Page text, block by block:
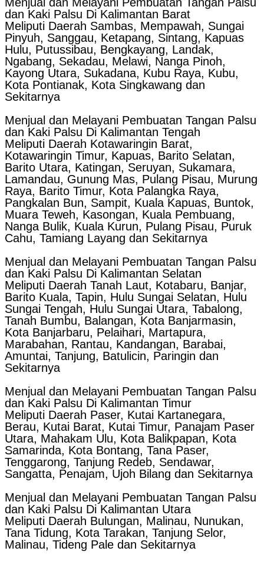
dan Kaki Palsu Di Kalimantan Barat
Meliputi Daerah Sambas, Mempawah, Sungai
Pinyuh, Sanggau, Ketapang, Sintang, Kapuas
Hulu, Putussibau, Bengkayang, Landak,
Ngabang, Sekadau, Melawi, Nanga Pinoh,
Kayong Utara, Sukadana, Kubu Raya, Kubu,
Kota Pontianak, Kota Singkawang dan
Sekitarnya
Menjual dan Melayani Pembuatan Tangan Palsu
dan Kaki Palsu Di Kalimantan Tengah
Meliputi Daerah Kotawaringin Barat,
Kotawaringin Timur, Kapuas, Barito Selatan,
Barito Utara, Katingan, Seruyan, Sukamara,
Lamandau, Gunung Mas, Pulang Pisau, Murung
Raya, Barito Timur, Kota Palangka Raya,
Pangkalan Bun, Sampit, Kuala Kapuas, Buntok,
Muara Teweh, Kasongan, Kuala Pembuang,
Nanga Bulik, Kuala Kurun, Pulang Pisau, Puruk
Cahu, Tamiang Layang dan Sekitarnya
Menjual dan Melayani Pembuatan Tangan Palsu
dan Kaki Palsu Di Kalimantan Selatan
Meliputi Daerah Tanah Laut, Kotabaru, Banjar,
Barito Kuala, Tapin, Hulu Sungai Selatan, Hulu
Sungai Tengah, Hulu Sungai Utara, Tabalong,
Tanah Bumbu, Balangan, Kota Banjarmasin,
Kota Banjarbaru, Pelaihari, Martapura,
Marabahan, Rantau, Kandangan, Barabai,
Amuntai, Tanjung, Batulicin, Paringin dan
Sekitarnya
Menjual dan Melayani Pembuatan Tangan Palsu
dan Kaki Palsu Di Kalimantan Timur
Meliputi Daerah Paser, Kutai Kartanegara,
Berau, Kutai Barat, Kutai Timur, Panajam Paser
Utara, Mahakam Ulu, Kota Balikpapan, Kota
Samarinda, Kota Bontang, Tana Paser,
Tenggarong, Tanjung Redeb, Sendawar,
Sangatta, Penajam, Ujoh Bilang dan Sekitarnya
Menjual dan Melayani Pembuatan Tangan Palsu
dan Kaki Palsu Di Kalimantan Utara
Meliputi Daerah Bulungan, Malinau, Nunukan,
Tana Tidung, Kota Tarakan, Tanjung Selor,
Malinau, Tideng Pale dan Sekitarnya